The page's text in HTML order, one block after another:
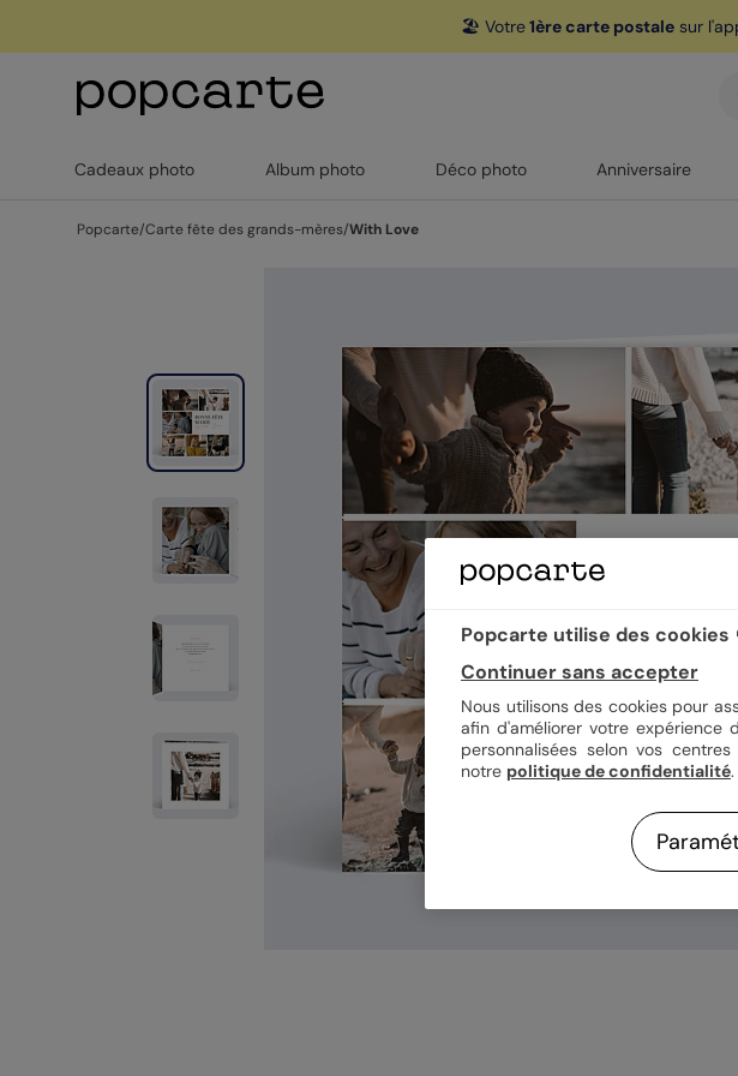
🏖️ Votre1ère carte postalesur
Cadeaux photo Album photo Déco photo Anniversaire
Popcarte/Carte fête des grands-mères/With Love
Popcarte utilise des cookies
Continuer sans accepter
Nous utilisons des cookies pour
afin d'améliorer votre expérience
personnalisées selon vos
notre politique de confidentialité.